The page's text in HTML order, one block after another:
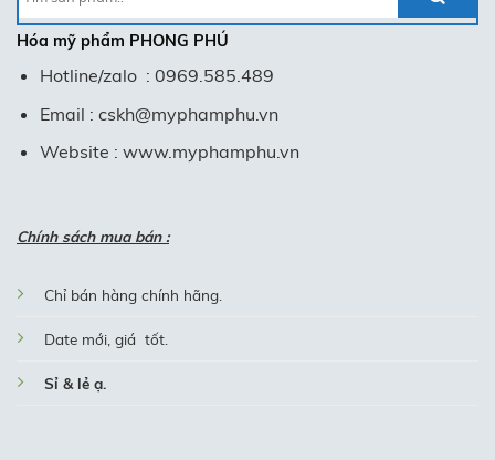
kiếm:
Hóa mỹ phẩm PHONG PHÚ
Hotline/zalo : 0969.585.489
Email : cskh@myphamphu.vn
Website : www.myphamphu.vn
Chính sách mua bán :
Chỉ bán hàng chính hãng.
Date mới, giá tốt.
Sỉ & lẻ ạ.